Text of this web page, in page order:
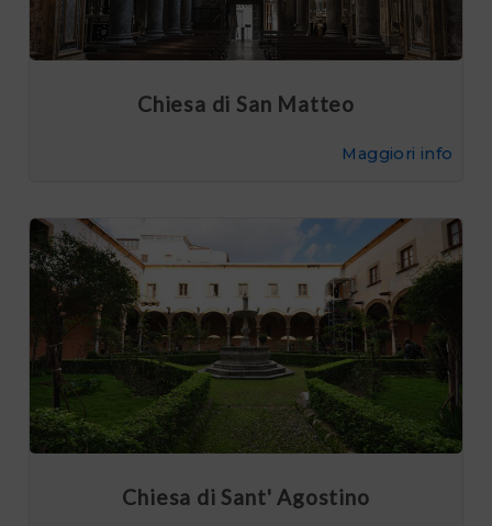
Chiesa di San Matteo
Maggiori info
Chiesa di Sant' Agostino